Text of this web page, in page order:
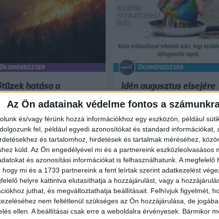
Az Ön adatainak védelme fontos a
és/vagy férünk hozzá információkhoz egy eszközön, például
fel, például egyedi azonosítókat és standard információkat,
és tartalomhoz, hirdetések és tartalmak méréséhez,
küld. Az Ön engedélyével mi és a partnereink eszközleolvasásos
és azonosítási információkat is felhasználhatunk. A megfelelő
hogy mi és a 1733 partnereink a fent leírtak szerint adatkezelést
helyre kattintva elutasíthatja a hozzájárulást, vagy a
juthat, és megváltoztathatja beállításait. Felhívjuk figyelmét,
nem feltétlenül szükséges az Ön hozzájárulása, de
ellen. A beállításai csak erre a weboldalra érvényesek. Bármikor
ÖKOMENEDZSER
hatása a
szárazságban az erdőtüzek
és jelentős
okoznak a természetben,
lakóterületeken, súlyos
vannak a
a...
ÖKOMENEDZSER
Idén augusztus elsejére
esett a globális
túlfogyasztás napja
2024.08.08.
A Global Footprint Network
évben kiszámolja, hogy
emberiség átlagfogyasztása
Föld átlagos eltartóképessége,
valamint megállapítja a...